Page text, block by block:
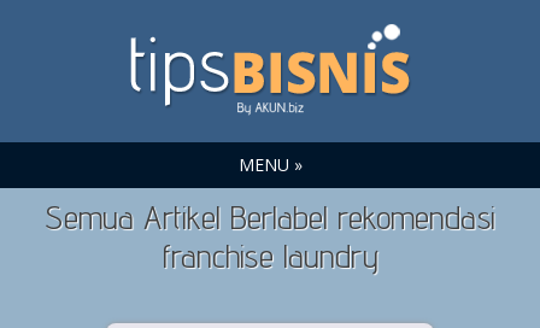
MENU »
Semua Artikel Berlabel rekomendasi
franchise laundry